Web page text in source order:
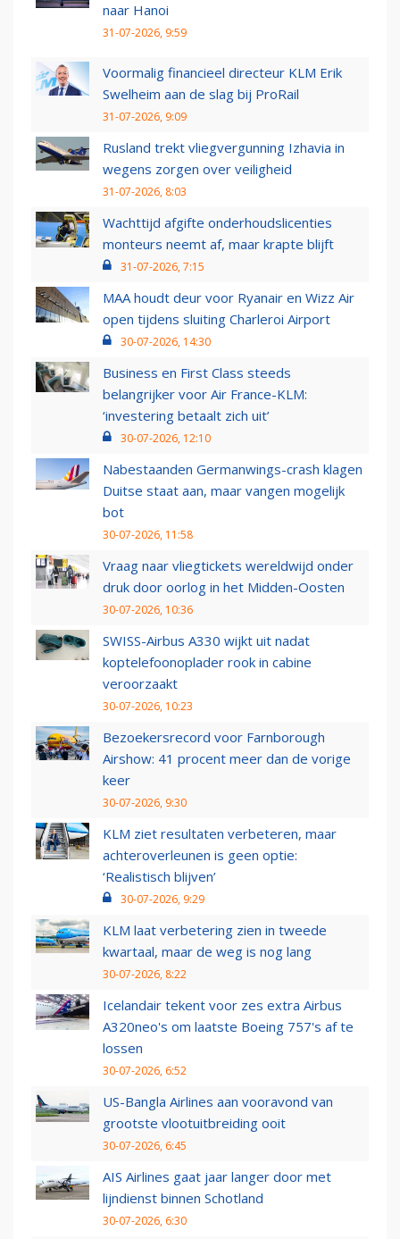
naar Hanoi
31-07-2026, 9:59
Voormalig financieel directeur KLM Erik
Swelheim aan de slag bij ProRail
31-07-2026, 9:09
Rusland trekt vliegvergunning Izhavia in
wegens zorgen over veiligheid
31-07-2026, 8:03
Wachttijd afgifte onderhoudslicenties
monteurs neemt af, maar krapte blijft
31-07-2026, 7:15
MAA houdt deur voor Ryanair en Wizz Air
open tijdens sluiting Charleroi Airport
30-07-2026, 14:30
Business en First Class steeds
belangrijker voor Air France-KLM:
‘investering betaalt zich uit’
30-07-2026, 12:10
Nabestaanden Germanwings-crash klagen
Duitse staat aan, maar vangen mogelijk
bot
30-07-2026, 11:58
Vraag naar vliegtickets wereldwijd onder
druk door oorlog in het Midden-Oosten
30-07-2026, 10:36
SWISS-Airbus A330 wijkt uit nadat
koptelefoonoplader rook in cabine
veroorzaakt
30-07-2026, 10:23
Bezoekersrecord voor Farnborough
Airshow: 41 procent meer dan de vorige
keer
30-07-2026, 9:30
KLM ziet resultaten verbeteren, maar
achteroverleunen is geen optie:
‘Realistisch blijven’
30-07-2026, 9:29
KLM laat verbetering zien in tweede
kwartaal, maar de weg is nog lang
30-07-2026, 8:22
Icelandair tekent voor zes extra Airbus
A320neo's om laatste Boeing 757's af te
lossen
30-07-2026, 6:52
US-Bangla Airlines aan vooravond van
grootste vlootuitbreiding ooit
30-07-2026, 6:45
AIS Airlines gaat jaar langer door met
lijndienst binnen Schotland
30-07-2026, 6:30